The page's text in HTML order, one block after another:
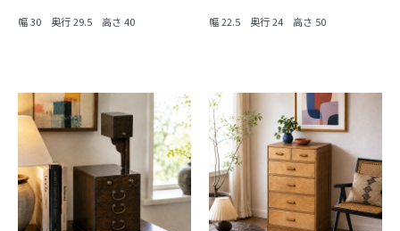
幅 30 奥行 29.5 高さ 40 幅 22.5 奥行 24 高さ 50